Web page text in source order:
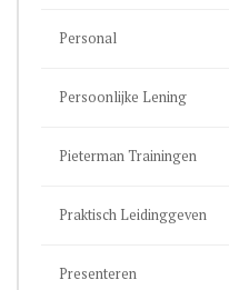
Personal
Persoonlijke Lening
Pieterman Trainingen
Praktisch Leidinggeven
Presenteren